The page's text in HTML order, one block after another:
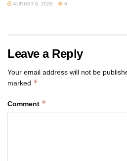
AUGUST 6, 2026 6
Leave a Reply
Your email address will not be
marked *
Comment *